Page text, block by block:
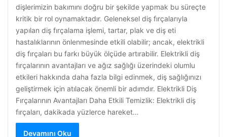
dişlerimizin bakımını doğru bir şekilde yapmak bu süreçte
kritik bir rol oynamaktadır. Geleneksel diş fırçalarıyla
yapılan diş fırçalama işlemi, tartar, plak ve diş eti
hastalıklarının önlenmesinde etkili olabilir; ancak, elektrikli
diş fırçaları bu farkı büyük ölçüde artırabilir. Elektrikli diş
fırçalarının avantajları ve ağız sağlığı üzerindeki olumlu
etkileri hakkında daha fazla bilgi edinmek, diş sağlığınızı
geliştirmek için atılacak önemli bir adımdır. Elektrikli Diş
Fırçalarının Avantajları Daha Etkili Temizlik: Elektrikli diş
fırçaları, dakikada yüzlerce hareket…
Devamını Oku